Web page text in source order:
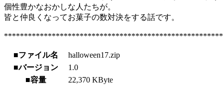
個性豊かなおかしな人たちが。
皆と仲良くなってお菓子の数対決をする話です。
■ファイル名
halloween17.zip
■バージョン
1.0
■容量
22,370 KByte